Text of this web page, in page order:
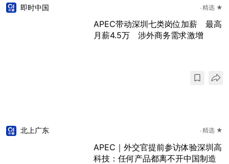
即时中国 精选 ★
APEC带动深圳七类岗位加薪 最高
月薪4.5万 涉外商务需求激增
北上广东 精选 ★
APEC｜外交官提前参访体验深圳高
科技：任何产品都离不开中国制造